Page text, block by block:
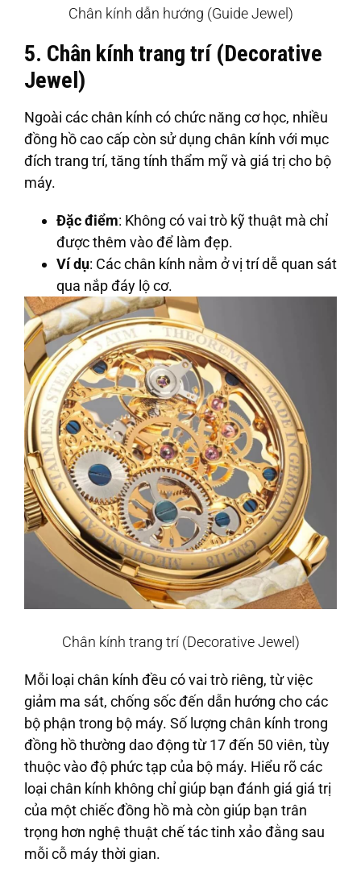
Chân kính dẫn hướng (Guide Jewel)
5. Chân kính trang trí (Decorative
Jewel)
Ngoài các chân kính có chức năng cơ học, nhiều
đồng hồ cao cấp còn sử dụng chân kính với mục
đích trang trí, tăng tính thẩm mỹ và giá trị cho bộ
máy.
Đặc điểm: Không có vai trò kỹ thuật mà chỉ
được thêm vào để làm đẹp.
Ví dụ: Các chân kính nằm ở vị trí dễ quan sát
qua nắp đáy lộ cơ.
Chân kính trang trí (Decorative Jewel)
Mỗi loại chân kính đều có vai trò riêng, từ việc
giảm ma sát, chống sốc đến dẫn hướng cho các
bộ phận trong bộ máy. Số lượng chân kính trong
đồng hồ thường dao động từ 17 đến 50 viên, tùy
thuộc vào độ phức tạp của bộ máy. Hiểu rõ các
loại chân kính không chỉ giúp bạn đánh giá giá trị
của một chiếc đồng hồ mà còn giúp bạn trân
trọng hơn nghệ thuật chế tác tinh xảo đằng sau
mỗi cỗ máy thời gian.